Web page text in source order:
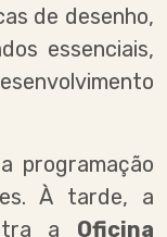
de desenho,
essenciais,
programação
À tarde, a
a Oficina